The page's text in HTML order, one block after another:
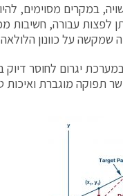
במקרים מסוימים,
לפצות עבורה, חשיבות
על כוונון הלולאה
במערכת יגרום לחוסר
תפוקה מוגברת ואיכות